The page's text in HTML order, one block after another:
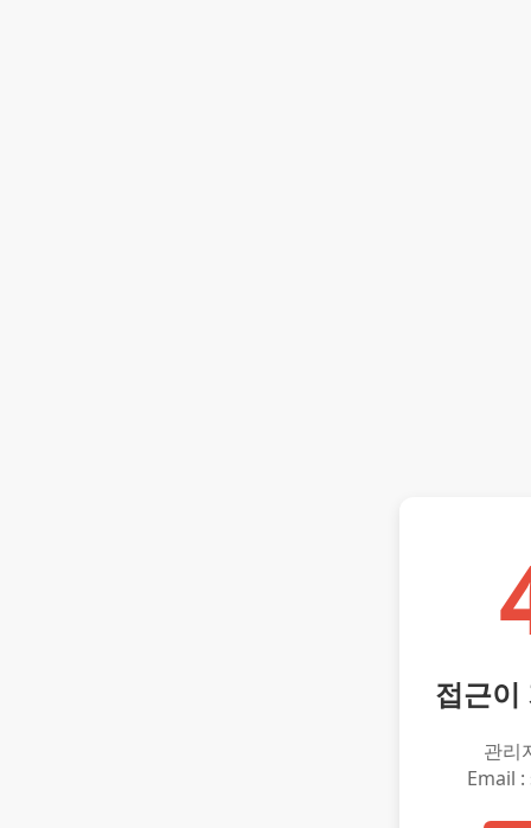
접근이
관리
Email